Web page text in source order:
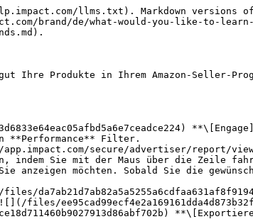
llms.txt). Markdown versions
brand/de/what-would-you-like-to-learn-
Produkte in Ihrem Amazon-Seller-
**Performance** Filter.
secure/advertiser/report/
möchten. Sobald Sie die
files/